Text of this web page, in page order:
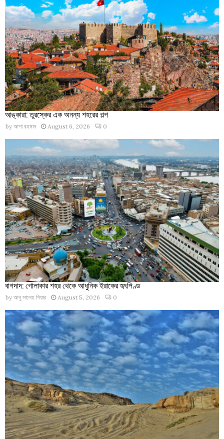
আঙ্কারা: তুরস্কের এক অনন্য শহরের গল্প
by আশা রহমান August 6, 2026 0
বাগদাদ: গোলাকার শহর থেকে আধুনিক ইরাকের হৃৎপিণ্ড
by আবু সালেহ পিয়ার August 5, 2026 0